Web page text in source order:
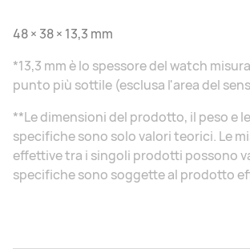
48 × 38 × 13,3 mm
*13,3 mm è lo spessore del watch
punto più sottile (esclusa l'area del
**Le dimensioni del prodotto, il peso e
specifiche sono solo valori teorici. Le
effettive tra i singoli prodotti possono
specifiche sono soggette al prodotto